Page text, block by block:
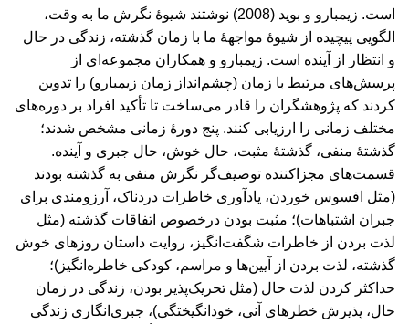
است. زیمبارو و بوید (2008) نوشتند شیوۀ نگرش ما به وقت،
الگویی پیچیده از شیوۀ مواجهۀ ما با زمان گذشته، زندگی در حال
و انتظار از آینده است. زیمبارو و همکاران مجموعه‌ای از
پرسش‌های مرتبط با زمان (چشم‌انداز زمان زیمبارو) را تدوین
کردند که پژوهشگران را قادر می‌ساخت تا تأکید افراد بر دوره‌های
مختلف زمانی را ارزیابی کنند. پنج دورۀ زمانی مشخص شدند؛
گذشتۀ منفی، گذشتۀ مثبت، حال خوش، حال جبری و آینده.
قسمت‌های مجزاکننده توصیف‌گر نگرش منفی به گذشته بودند
(مثل افسوس خوردن، یادآوری خاطرات دردناک، آرزومندی برای
جبران اشتباهات)؛ مثبت بودن درخصوص اتفاقات گذشته (مثل
لذت بردن از خاطرات شگفت‌انگیز، روایت داستان روزهای خوش
گذشته، لذت بردن از آیین‌ها و مراسم، کودکی خاطره‌انگیز)؛
حداکثر کردن لذت حال (مثل تحریک‌پذیر بودن، زندگی در زمان
حال، پذیرش خطر‌های آنی، خودانگیختگی)، جبری‌انگاری زندگی